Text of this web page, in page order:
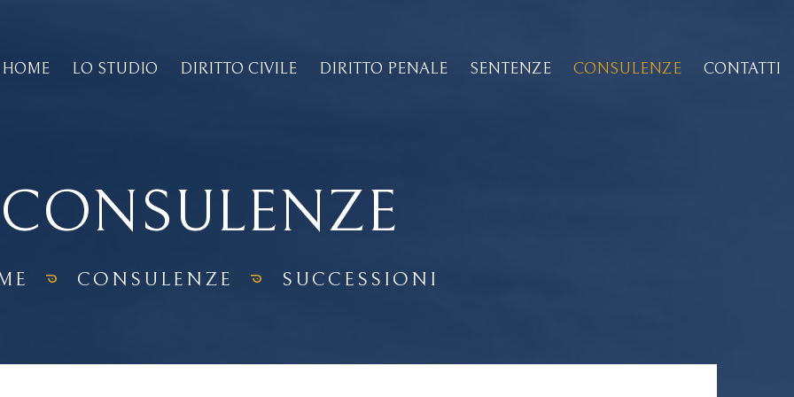
HOME LO STUDIO DIRITTO CIVILE DIRITTO PENALE SENTENZE CONSULENZE CONTATTI
CONSULENZE
CONSULENZE SUCCESSIONI